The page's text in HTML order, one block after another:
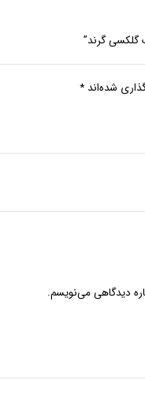
گلکسی گرند”
شده‌اند *
دیدگاهی می‌نویسم.